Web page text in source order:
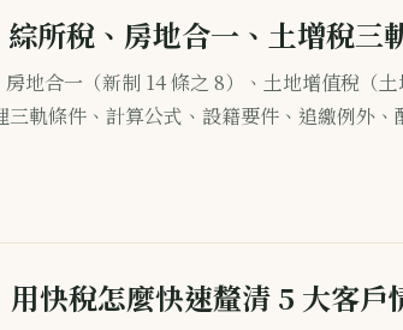
所稅、房地合一、土增稅三
地合一（新制 14 條之 8）、土地增值稅（土
軌條件、計算公式、設籍要件、追繳例外、
快稅怎麼快速釐清 5 大客戶